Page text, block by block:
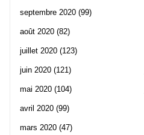
septembre 2020 (99)
août 2020 (82)
juillet 2020 (123)
juin 2020 (121)
mai 2020 (104)
avril 2020 (99)
mars 2020 (47)